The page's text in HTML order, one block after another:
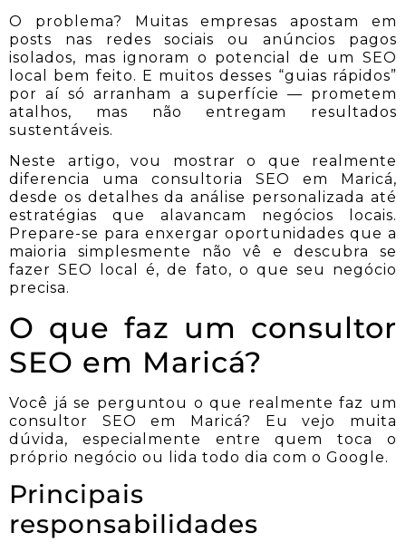
O problema? Muitas empresas apostam em
posts nas redes sociais ou anúncios pagos
isolados, mas ignoram o potencial de um SEO
local bem feito. E muitos desses “guias rápidos”
por aí só arranham a superfície — prometem
atalhos, mas não entregam resultados
sustentáveis.
Neste artigo, vou mostrar o que realmente
diferencia uma consultoria SEO em Maricá,
desde os detalhes da análise personalizada até
estratégias que alavancam negócios locais.
Prepare-se para enxergar oportunidades que a
maioria simplesmente não vê e descubra se
fazer SEO local é, de fato, o que seu negócio
precisa.
O que faz um consultor
SEO em Maricá?
Você já se perguntou o que realmente faz um
consultor SEO em Maricá? Eu vejo muita
dúvida, especialmente entre quem toca o
próprio negócio ou lida todo dia com o Google.
Principais
responsabilidades